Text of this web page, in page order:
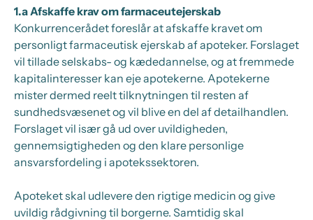
1.a Afskaffe krav om farmaceutejerskab
Konkurrencerådet foreslår at afskaffe kravet om
personligt farmaceutisk ejerskab af apoteker. Forslaget
vil tillade selskabs- og kædedannelse, og at fremmede
kapitalinteresser kan eje apotekerne. Apotekerne
mister dermed reelt tilknytningen til resten af
sundhedsvæsenet og vil blive en del af detailhandlen.
Forslaget vil især gå ud over uvildigheden,
gennemsigtigheden og den klare personlige
ansvarsfordeling i apotekssektoren.
Apoteket skal udlevere den rigtige medicin og give
uvildig rådgivning til borgerne. Samtidig skal